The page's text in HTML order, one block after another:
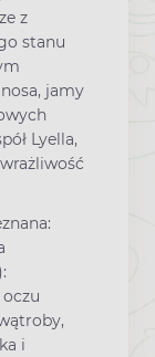
z
stanu
jamy
Lyella,
oczu
i